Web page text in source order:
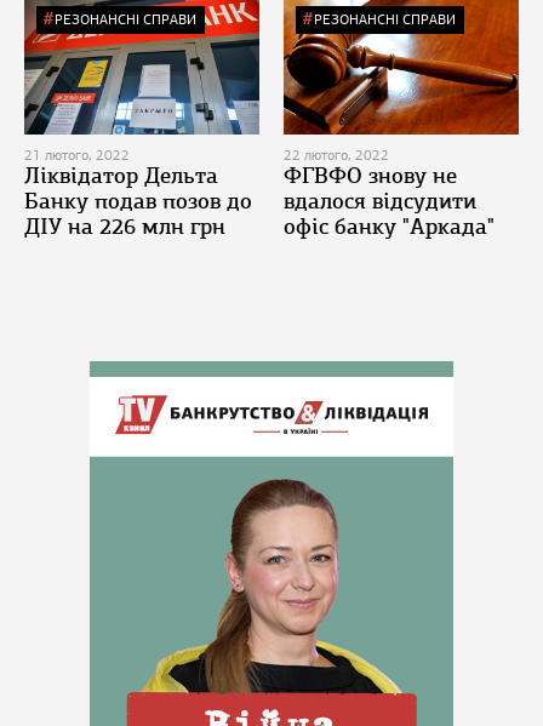
РЕЗОНАНСНІ СПРАВИ
21 лютого, 2022
Ліквідатор Дельта
Банку подав позов до
ДІУ на 226 млн грн
РЕЗОНАНСНІ СПРАВИ
22 лютого, 2022
ФГВФО знову не
вдалося відсудити
офіс банку "Аркада"